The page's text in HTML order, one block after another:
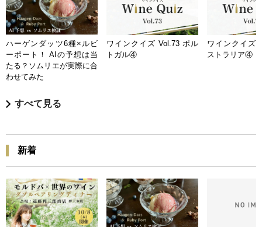
ハーゲンダッツ6種×ルビ
ーポート！ AIの予想は当
たる？ソムリエが実際に合
わせてみた
ワインクイズ Vol.73 ポル
トガル④
ワインクイズ
ストラリア④
すべて見る
新着